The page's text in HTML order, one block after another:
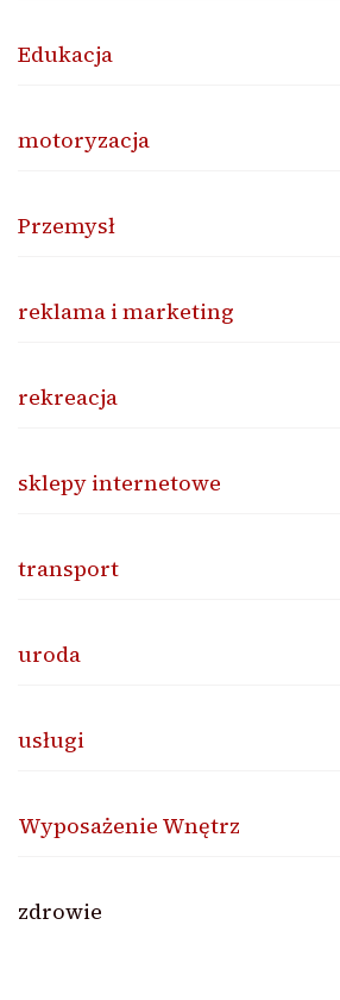
Edukacja
motoryzacja
Przemysł
reklama i marketing
rekreacja
sklepy internetowe
transport
uroda
usługi
Wyposażenie Wnętrz
zdrowie